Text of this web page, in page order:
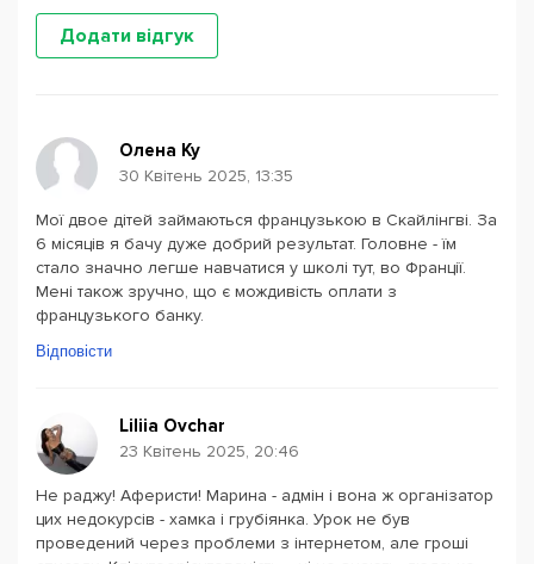
Додати відгук
Олена Ку
30 Квітень 2025, 13:35
Мої двое дітей займаються французькою в Скайлінгві. За
6 місяців я бачу дуже добрий результат. Головне - їм
стало значно легше навчатися у школі тут, во Франції.
Мені також зручно, що є мождивість оплати з
французького банку.
Відповісти
Liliia Ovchar
23 Квітень 2025, 20:46
Не раджу! Аферисти! Марина - адмін і вона ж організатор
цих недокурсів - хамка і грубіянка. Урок не був
проведений через проблеми з інтернетом, але гроші